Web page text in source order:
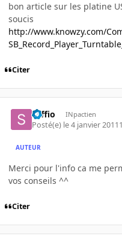
bon article sur les platine
soucis
http://www.knowzy.com/
Citer
saffio INpactien
Posté(e) le 4 janvier 2011
AUTEUR
Merci pour l'info ca me
vos conseils ^^
Citer